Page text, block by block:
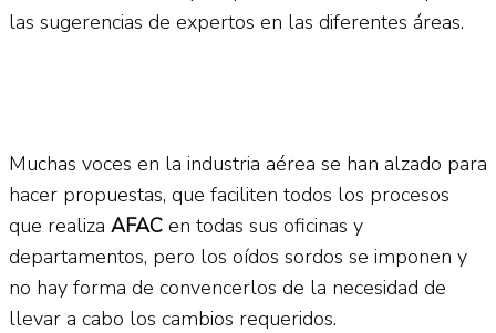
las sugerencias de expertos en las diferentes áreas.
Muchas voces en la industria aérea se han alzado para
hacer propuestas, que faciliten todos los procesos
que realiza AFAC en todas sus oficinas y
departamentos, pero los oídos sordos se imponen y
no hay forma de convencerlos de la necesidad de
llevar a cabo los cambios requeridos.